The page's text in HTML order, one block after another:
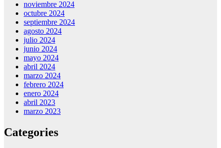
noviembre 2024
octubre 2024
septiembre 2024
agosto 2024
julio 2024
junio 2024
mayo 2024
abril 2024
marzo 2024
febrero 2024
enero 2024
abril 2023
marzo 2023
Categories